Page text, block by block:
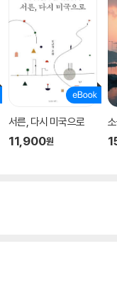
서른, 다시 미국으로
11,900원